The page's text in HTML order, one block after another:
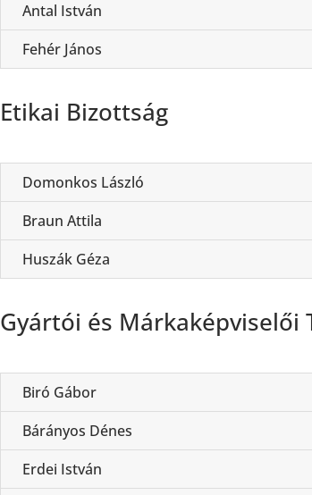
Antal István
Fehér János
Etikai Bizottság
Domonkos László
Braun Attila
Huszák Géza
Gyártói és Márkaképviselői
Biró Gábor
Bárányos Dénes
Erdei István